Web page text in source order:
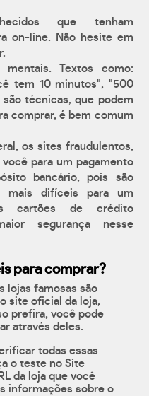
que tenham
on-line. Não hesite em
Textos como:
tem 10 minutos", "500
técnicas, que podem
comprar, é bem comum
os sites fraudulentos,
para um pagamento
bancário, pois são
mais difíceis para um
cartões de crédito
segurança nesse
para comprar?
lojas famosas são
site oficial da loja,
prefira, você pode
através deles.
todas essas
o teste no Site
da loja que você
informações sobre o